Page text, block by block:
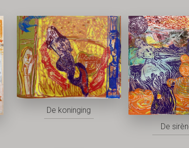
De koninging
De